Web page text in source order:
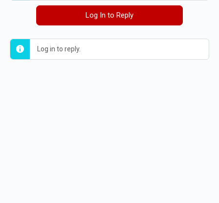
Log In to Reply
Log in to reply.